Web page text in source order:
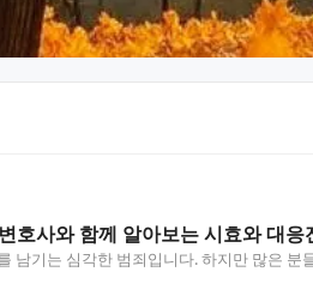
호사와 함께 알아보는 시효와 대응
남기는 심각한 범죄입니다. 하지만 많은